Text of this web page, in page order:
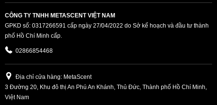
CÔNG TY TNHH METASCENT VIỆT NAM
GPKD số: 0317266591 cấp ngày 27/04/2022 do Sở kế hoạch và đầu tư thành
phố Hồ Chí Minh cấp.
02866854468
Địa chỉ cửa hàng: MetaScent
3 Đường 20, Khu đô thị An Phú An Khánh, Thủ Đức, Thành phố Hồ Chí Minh,
Việt Nam